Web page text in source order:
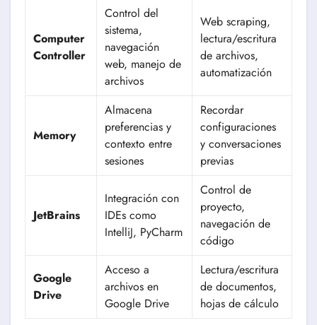
Computer
Controller
Control del
sistema,
navegación
web, manejo de
archivos
Web scraping,
lectura/escritura
de archivos,
automatización
Memory
Almacena
preferencias y
contexto entre
sesiones
Recordar
configuraciones
y conversaciones
previas
JetBrains
Integración con
IDEs como
IntelliJ, PyCharm
Control de
proyecto,
navegación de
código
Google
Drive
Acceso a
archivos en
Google Drive
Lectura/escritura
de documentos,
hojas de cálculo